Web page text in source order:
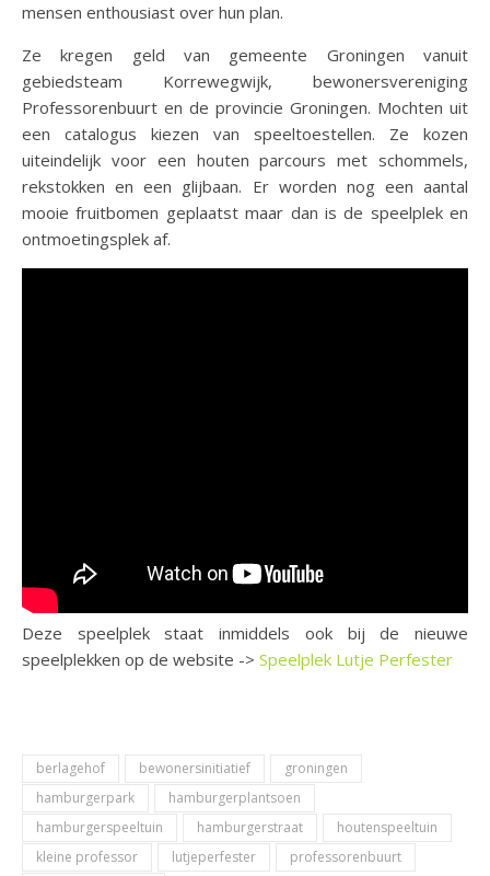
mensen enthousiast over hun plan.
Ze kregen geld van gemeente Groningen vanuit
gebiedsteam Korrewegwijk, bewonersvereniging
Professorenbuurt en de provincie Groningen. Mochten uit
een catalogus kiezen van speeltoestellen. Ze kozen
uiteindelijk voor een houten parcours met schommels,
rekstokken en een glijbaan. Er worden nog een aantal
mooie fruitbomen geplaatst maar dan is de speelplek en
ontmoetingsplek af.
Deze speelplek staat inmiddels ook bij de nieuwe
speelplekken op de website -> Speelplek Lutje Perfester
berlagehof bewonersinitiatief
groningen
hamburgerpark
hamburgerplantsoen
hamburgerspeeltuin
hamburgerstraat
houtenspeeltuin
kleine professor
lutjeperfester
professorenbuurt